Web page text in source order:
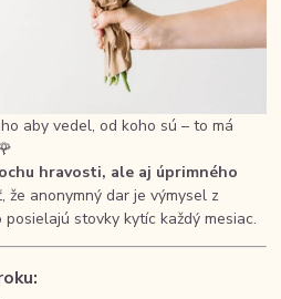
aby vedel, od koho sú – to má
hravosti, ale aj úprimného
že anonymný dar je výmysel z
stovky kytíc každý mesiac.